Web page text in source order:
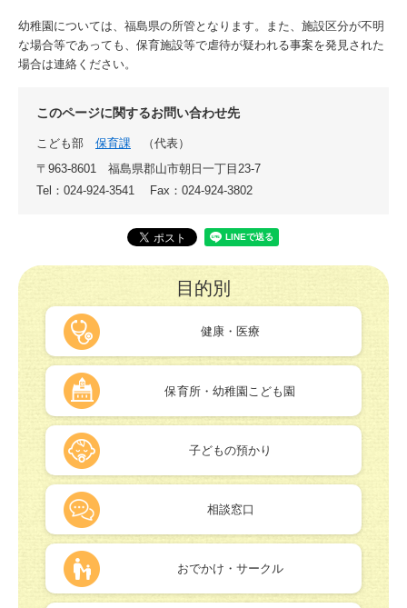
幼稚園については、福島県の所管となります。また、施設区分が不明
な場合等であっても、保育施設等で虐待が疑われる事案を発見された
場合は連絡ください。
このページに関するお問い合わせ先
こども部 保育課
代表
〒963-8601
福島県郡山市朝日一丁目23-7
Tel：024-924-3541
Fax：024-924-3802
目的別
健康・医療
保育所・幼稚園こども園
子どもの預かり
相談窓口
おでかけ・サークル